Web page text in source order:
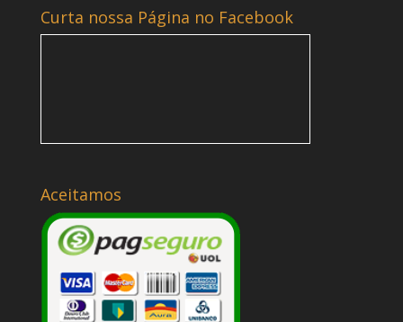
Curta nossa Página no Facebook
Aceitamos